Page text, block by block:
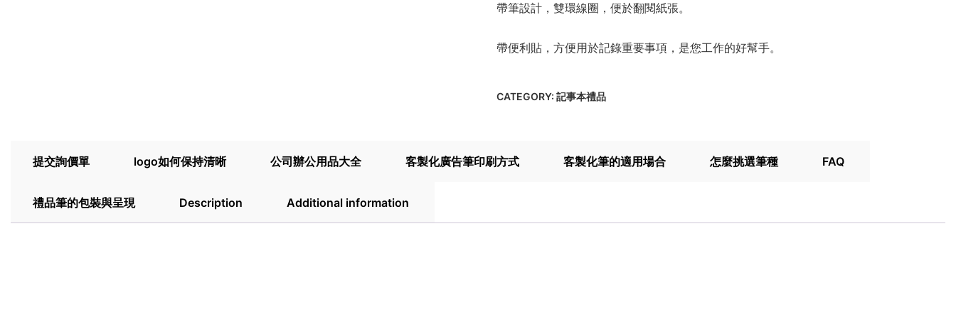
帶筆設計，雙環線圈，便於翻閱紙張。
帶便利貼，方便用於記錄重要事項，是您工作的好幫手。
CATEGORY:記事本禮品
提交詢價單 logo如何保持清晰 公司辦公用品大全 客製化廣告筆印刷方式 客製化筆的適用場合 怎麼挑選筆種 FAQ
禮品筆的包裝與呈現 Description Additional information